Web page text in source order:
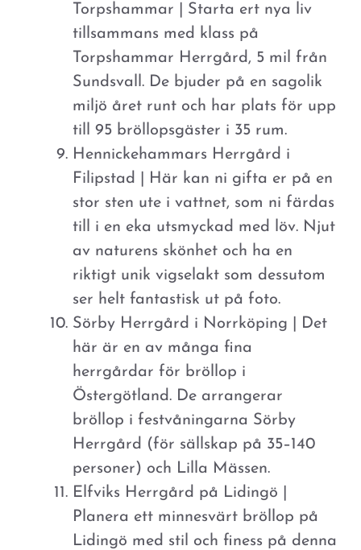
Torpshammar | Starta ert nya liv
tillsammans med klass på
Torpshammar Herrgård, 5 mil från
Sundsvall. De bjuder på en sagolik
miljö året runt och har plats för upp
till 95 bröllopsgäster i 35 rum.
Hennickehammars Herrgård i
Filipstad | Här kan ni gifta er på en
stor sten ute i vattnet, som ni färdas
till i en eka utsmyckad med löv. Njut
av naturens skönhet och ha en
riktigt unik vigselakt som dessutom
ser helt fantastisk ut på foto.
Sörby Herrgård i Norrköping | Det
här är en av många fina
herrgårdar för bröllop i
Östergötland. De arrangerar
bröllop i festvåningarna Sörby
Herrgård (för sällskap på 35–140
personer) och Lilla Mässen.
Elfviks Herrgård på Lidingö |
Planera ett minnesvärt bröllop på
Lidingö med stil och finess på denna